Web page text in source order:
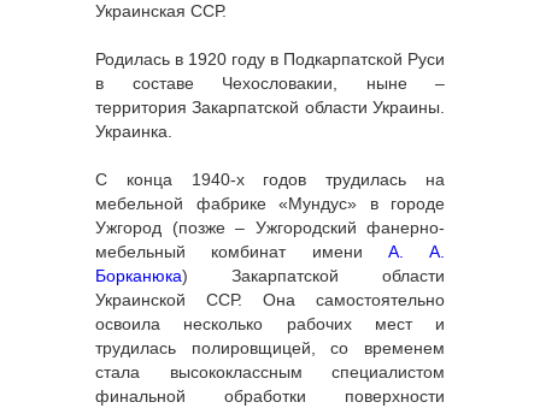
Украинская ССР.
Родилась в 1920 году в Подкарпатской Руси
в составе Чехословакии, ныне –
территория Закарпатской области Украины.
Украинка.
С конца 1940-х годов трудилась на
мебельной фабрике «Мундус» в городе
Ужгород (позже – Ужгородский фанерно-
мебельный комбинат имени А. А.
Борканюка) Закарпатской области
Украинской ССР. Она самостоятельно
освоила несколько рабочих мест и
трудилась полировщицей, со временем
стала высококлассным специалистом
финальной обработки поверхности